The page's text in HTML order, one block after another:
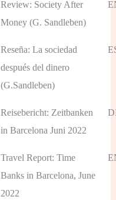
Review: Society After
Money (G. Sandleben)
Reseña: La sociedad
después del dinero
(G.Sandleben)
Reisebericht: Zeitbanken
in Barcelona Juni 2022
Travel Report: Time
Banks in Barcelona, June
2022